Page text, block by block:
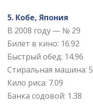
5. Кобе, Япония
В 2008 году — № 29
Билет в кино: 16.92
Быстрый обед: 14.96
Стиральная машина:
Кило риса: 7.09
Банка содовой: 1.38